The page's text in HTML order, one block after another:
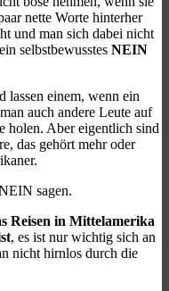
nette Worte hinterher
und man sich dabei nicht
selbstbewusstes NEIN
lassen einem, wenn ein
auch andere Leute auf
holen. Aber eigentlich sind
das gehört mehr oder
sagen.
Reisen in Mittelamerika
, es ist nur wichtig sich an
nicht hirnlos durch die